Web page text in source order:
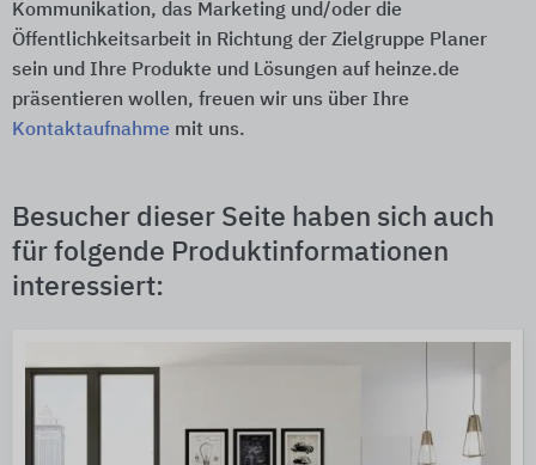
Kommunikation, das Marketing und/oder die
Öffentlichkeitsarbeit in Richtung der Zielgruppe Planer
sein und Ihre Produkte und Lösungen auf heinze.de
präsentieren wollen, freuen wir uns über Ihre
Kontaktaufnahme mit uns.
Besucher dieser Seite haben sich auch
für folgende Produktinformationen
interessiert: